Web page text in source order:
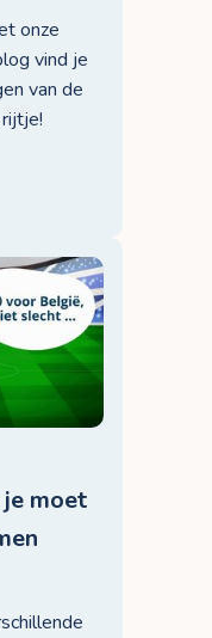
onze
vind je
van de
moet